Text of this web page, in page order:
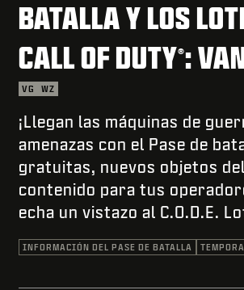
BATALLA Y LOS
CALL OF DUTY®:
VG WZ
¡Llegan las máquinas de
amenazas con el Pase de
gratuitas, nuevos objetos
contenido para tus
echa un vistazo al C.O.D.E.
INFORMACIÓN DEL PASE DE BATALLA